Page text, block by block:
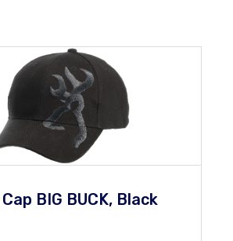
BIG BUCK, Black